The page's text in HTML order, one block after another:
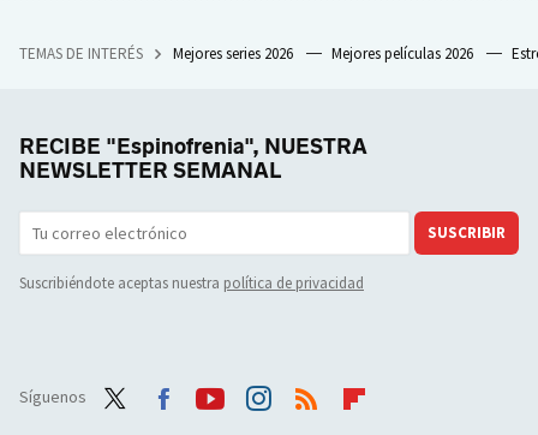
TEMAS DE INTERÉS Mejores series 2026 Mejores películas 2026
RECIBE "Espinofrenia", NUESTRA
NEWSLETTER SEMANAL
SUSCRIBIR
Suscribiéndote aceptas nuestra política de privacidad
Síguenos